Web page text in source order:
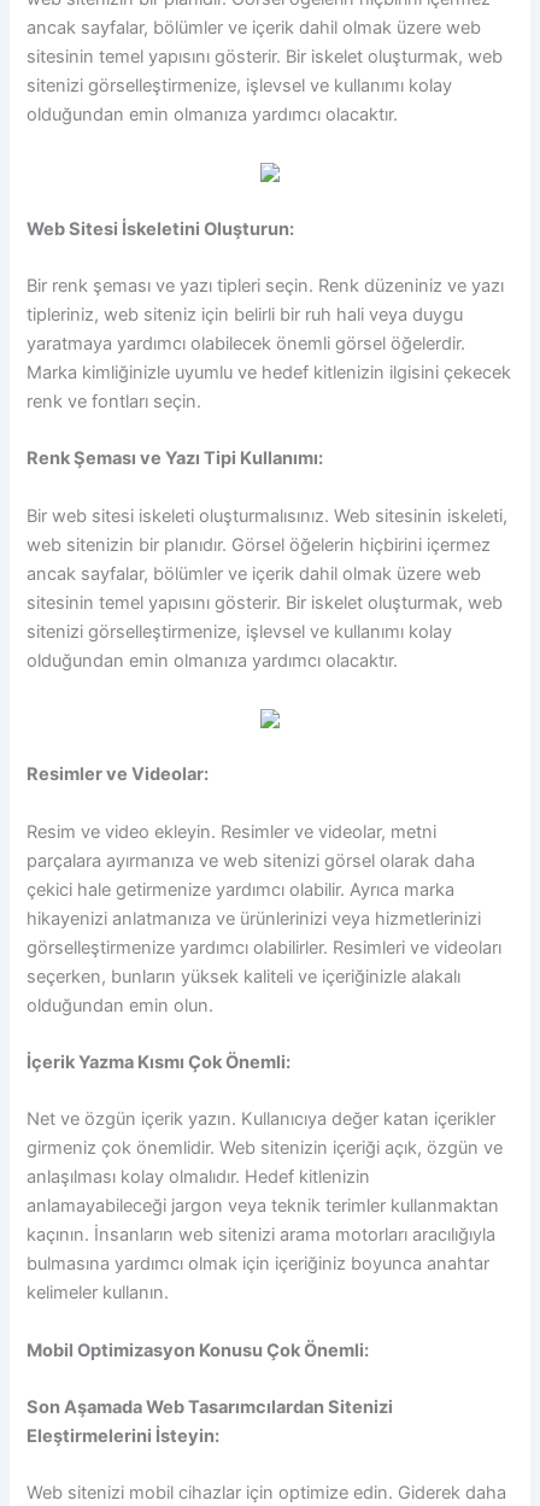
ancak sayfalar, bölümler ve içerik dahil olmak üzere web
sitesinin temel yapısını gösterir. Bir iskelet oluşturmak, web
sitenizi görselleştirmenize, işlevsel ve kullanımı kolay
olduğundan emin olmanıza yardımcı olacaktır.
Web Sitesi İskeletini Oluşturun:
Bir renk şeması ve yazı tipleri seçin. Renk düzeniniz ve yazı
tipleriniz, web siteniz için belirli bir ruh hali veya duygu
yaratmaya yardımcı olabilecek önemli görsel öğelerdir.
Marka kimliğinizle uyumlu ve hedef kitlenizin ilgisini çekecek
renk ve fontları seçin.
Renk Şeması ve Yazı Tipi Kullanımı:
Bir web sitesi iskeleti oluşturmalısınız. Web sitesinin iskeleti,
web sitenizin bir planıdır. Görsel öğelerin hiçbirini içermez
ancak sayfalar, bölümler ve içerik dahil olmak üzere web
sitesinin temel yapısını gösterir. Bir iskelet oluşturmak, web
sitenizi görselleştirmenize, işlevsel ve kullanımı kolay
olduğundan emin olmanıza yardımcı olacaktır.
Resimler ve Videolar:
Resim ve video ekleyin. Resimler ve videolar, metni
parçalara ayırmanıza ve web sitenizi görsel olarak daha
çekici hale getirmenize yardımcı olabilir. Ayrıca marka
hikayenizi anlatmanıza ve ürünlerinizi veya hizmetlerinizi
görselleştirmenize yardımcı olabilirler. Resimleri ve videoları
seçerken, bunların yüksek kaliteli ve içeriğinizle alakalı
olduğundan emin olun.
İçerik Yazma Kısmı Çok Önemli:
Net ve özgün içerik yazın. Kullanıcıya değer katan içerikler
girmeniz çok önemlidir. Web sitenizin içeriği açık, özgün ve
anlaşılması kolay olmalıdır. Hedef kitlenizin
anlamayabileceği jargon veya teknik terimler kullanmaktan
kaçının. İnsanların web sitenizi arama motorları aracılığıyla
bulmasına yardımcı olmak için içeriğiniz boyunca anahtar
kelimeler kullanın.
Mobil Optimizasyon Konusu Çok Önemli:
Son Aşamada Web Tasarımcılardan Sitenizi
Eleştirmelerini İsteyin:
Web sitenizi mobil cihazlar için optimize edin. Giderek daha